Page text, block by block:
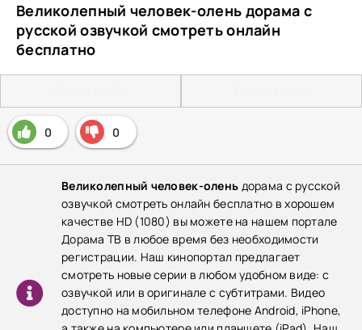
Великолепный человек-олень дорама с
русской озвучкой смотреть онлайн
бесплатно
0 0
Великолепный человек-олень дорама с русской
озвучкой смотреть онлайн бесплатно в хорошем
качестве HD (1080) вы можете на нашем портале
Дорама ТВ в любое время без необходимости
регистрации. Наш кинопортал предлагает
смотреть новые серии в любом удобном виде: с
озвучкой или в оригинале с субтитрами. Видео
доступно на мобильном телефоне Android, iPhone,